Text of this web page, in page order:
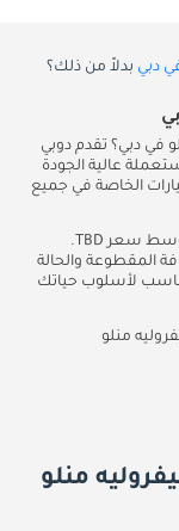
دبي بدلاً من ذلك؟
في دبي؟ تقدم دوبي
عالية الجودة
الخاصة في جميع
لدينا 1 إعلانًا عن سيارات شيفروليه منلو تبدأ من متوسط سعر TBD.
المقطوعة والحالة
لأسلوب حياتك
منلو
منلو